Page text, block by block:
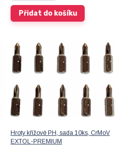
Přidat do košíku
Hroty křížové PH, sada 10ks, CrMoV
EXTOL-PREMIUM